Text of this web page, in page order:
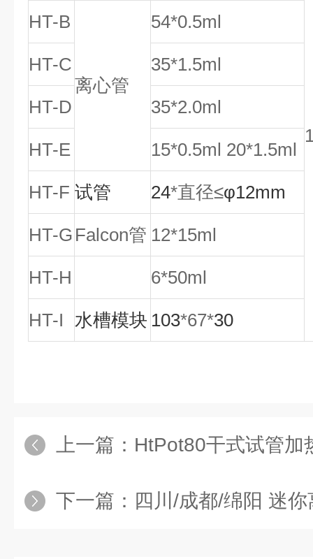
HT-B
离心管
54*0.5ml
HT-C 35*1.5ml
HT-D 35*2.0ml
HT-E 15*0.5ml 20*1.5ml
HT-F 试管 24*直径≤φ12mm
HT-G Falcon管 12*15ml
HT-H 6*50ml
HT-I 水槽模块 103*67*30
上一篇： HtPot80干式试管加
下一篇： 四川/成都/绵阳 迷